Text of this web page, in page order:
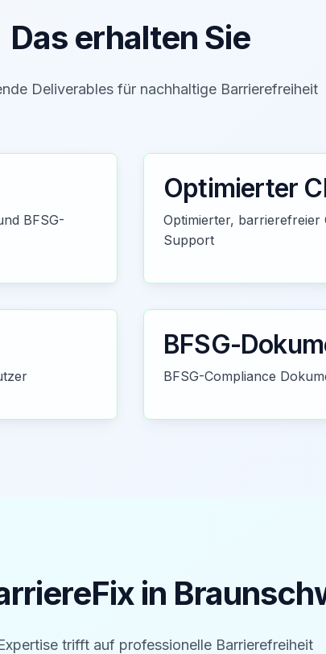
Das erhalten Sie
Deliverables für nachhaltige Barrierefreiheit
BFSG-
Optimierter
Optimierter, barrierefreier
Support
BFSG-
BFSG-Compliance
in
trifft auf professionelle Barrierefreiheit